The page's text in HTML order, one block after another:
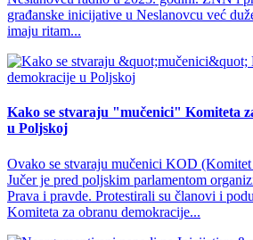
građanske inicijative u Neslanovcu već
imaju ritam...
Kako se stvaraju "mučenici" Komiteta
u Poljskoj
Ovako se stvaraju mučenici KOD
Jučer je pred poljskim parlamentom
Prava i pravde. Protestirali su članovi i
Komiteta za obranu demokracije...